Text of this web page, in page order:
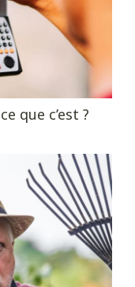
que c’est ?